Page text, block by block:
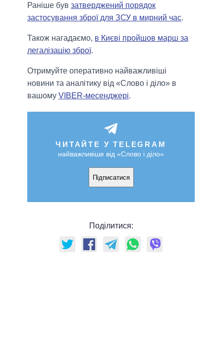
Раніше був затверджений порядок
застосування зброї для ЗСУ в мирний час.
Також нагадаємо, в Києві пройшов марш за
легалізацію зброї.
Отримуйте оперативно найважливіші
новини та аналітику від «Слово і діло» в
вашому VIBER-месенджері.
ЧИТАЙТЕ У TELEGRAM
найважливіше від «Слово і діло»
Підписатися
Поділитися: